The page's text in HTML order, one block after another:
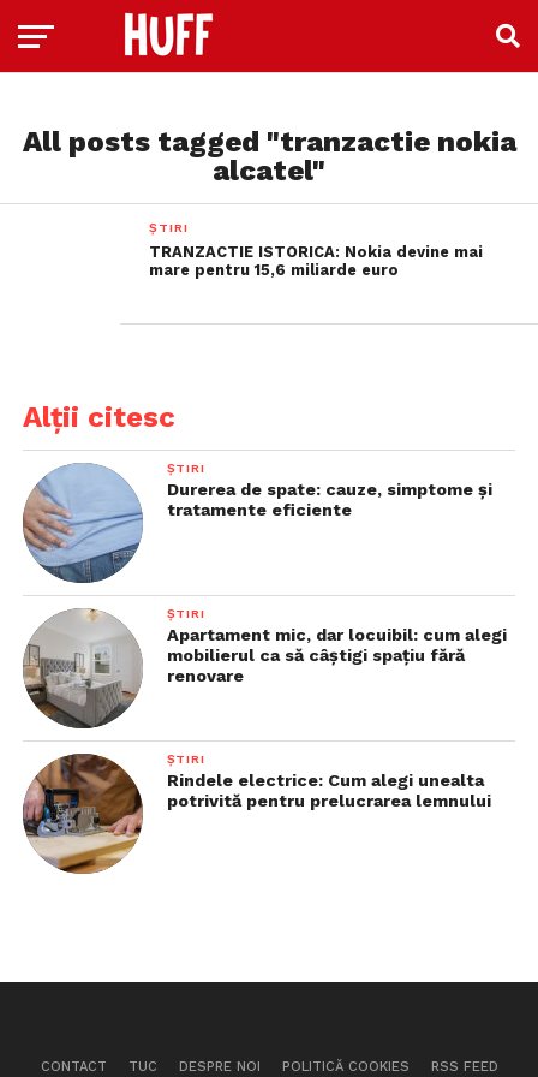
All posts tagged "tranzactie nokia
alcatel"
ȘTIRI
TRANZACTIE ISTORICA: Nokia devine mai
mare pentru 15,6 miliarde euro
Alții citesc
ȘTIRI
Durerea de spate: cauze, simptome și
tratamente eficiente
ȘTIRI
Apartament mic, dar locuibil: cum alegi
mobilierul ca să câștigi spațiu fără
renovare
ȘTIRI
Rindele electrice: Cum alegi unealta
potrivită pentru prelucrarea lemnului
CONTACT TUC DESPRE NOI POLITICĂ COOKIES RSS FEED